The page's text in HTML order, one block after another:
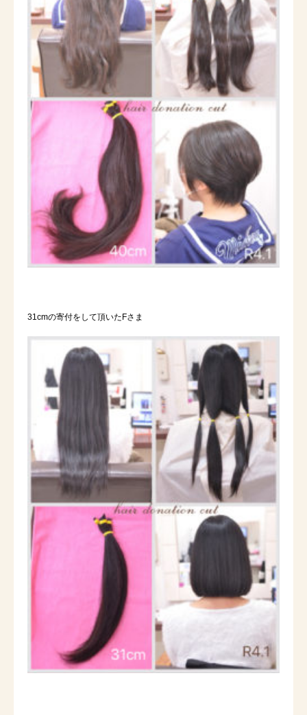
31cmの寄付をして頂いたFさま